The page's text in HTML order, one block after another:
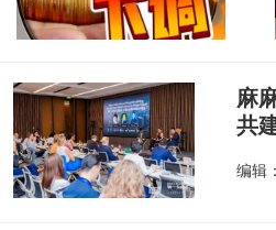
麻
共
编辑